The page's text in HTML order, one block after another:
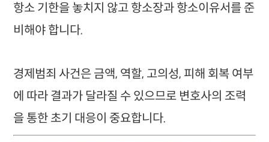
항소 기한을 놓치지 않고 항소장과 항소이유서를 준
비해야 합니다.
경제범죄 사건은 금액, 역할, 고의성, 피해 회복 여부
에 따라 결과가 달라질 수 있으므로 변호사의 조력
을 통한 초기 대응이 중요합니다.